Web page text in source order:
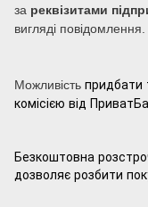
за реквізитами
вигляді повідомлення.
Можливість придбати
комісією від
Безкоштовна
дозволяє розбити